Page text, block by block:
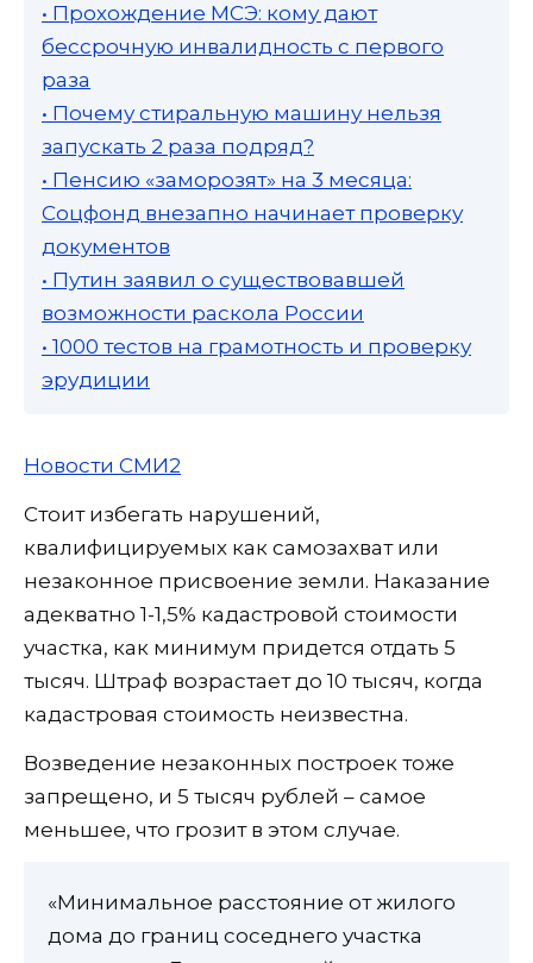
• Прохождение МСЭ: кому дают
бессрочную инвалидность с первого
раза
• Почему стиральную машину нельзя
запускать 2 раза подряд?
• Пенсию «заморозят» на 3 месяца:
Соцфонд внезапно начинает проверку
документов
• Путин заявил о существовавшей
возможности раскола России
• 1000 тестов на грамотность и проверку
эрудиции
Новости СМИ2
Стоит избегать нарушений,
квалифицируемых как самозахват или
незаконное присвоение земли. Наказание
адекватно 1-1,5% кадастровой стоимости
участка, как минимум придется отдать 5
тысяч. Штраф возрастает до 10 тысяч, когда
кадастровая стоимость неизвестна.
Возведение незаконных построек тоже
запрещено, и 5 тысяч рублей – самое
меньшее, что грозит в этом случае.
«Минимальное расстояние от жилого
дома до границ соседнего участка